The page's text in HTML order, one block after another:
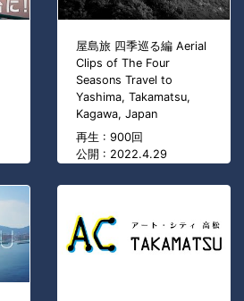
屋島旅 四季巡る編 Aerial
Clips of The Four
Seasons Travel to
Yashima, Takamatsu,
Kagawa, Japan
再生 : 900回
公開 : 2022.4.29